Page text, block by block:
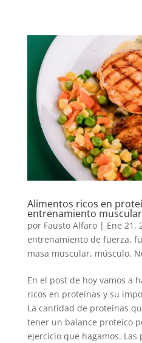
Alimentos ricos en
entrenamiento muscular
por Fausto Alfaro| Ene 21,
entrenamiento de fuerza,
masa muscular, músculo,
En el post de hoy vamos a
ricos en proteínas y su
La cantidad de proteínas
tener un balance proteico
ejercicio que hagamos. Las